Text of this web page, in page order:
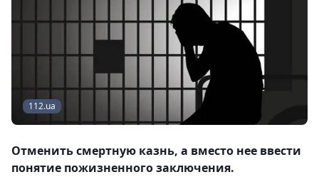
112.ua
Отменить смертную казнь, а вместо нее ввести
понятие пожизненного заключения.